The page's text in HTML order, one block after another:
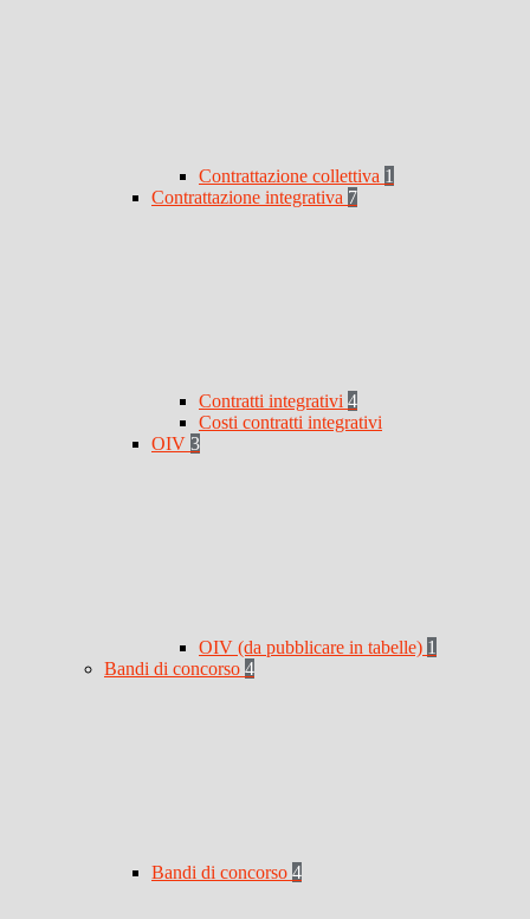
Contrattazione collettiva 1
Contrattazione integrativa 7
Contratti integrativi 4
Costi contratti integrativi
OIV 3
OIV (da pubblicare in tabelle) 1
Bandi di concorso 4
Bandi di concorso 4